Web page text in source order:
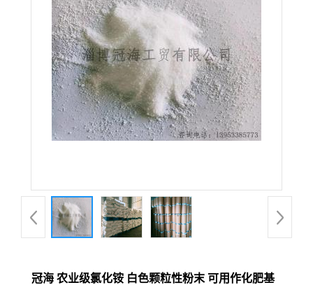
冠海 农业级氯化铵 白色颗粒性粉末 可用作化肥基